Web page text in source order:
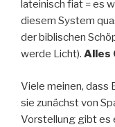
lateinisch fiat = es
diesem System
der biblischen
werde Licht). Alles
Viele meinen, dass
sie zunächst von
Vorstellung gibt es